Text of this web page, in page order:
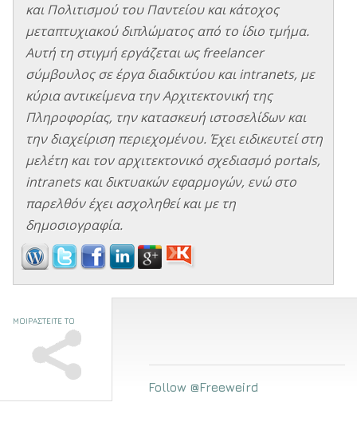
και Πολιτισμού του Παντείου και κάτοχος
μεταπτυχιακού διπλώματος από το ίδιο τμήμα.
Αυτή τη στιγμή εργάζεται ως freelancer
σύμβουλος σε έργα διαδικτύου και intranets, με
κύρια αντικείμενα την Αρχιτεκτονική της
Πληροφορίας, την κατασκευή ιστοσελίδων και
την διαχείριση περιεχομένου. Έχει ειδικευτεί στη
μελέτη και τον αρχιτεκτονικό σχεδιασμό portals,
intranets και δικτυακών εφαρμογών, ενώ στο
παρελθόν έχει ασχοληθεί και με τη
δημοσιογραφία.
ΜΟΙΡΑΣΤΕΙΤΕ ΤΟ
Follow @Freeweird